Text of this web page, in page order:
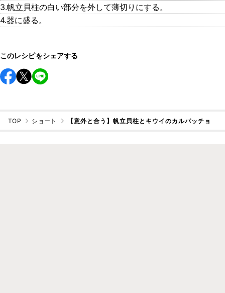
3.帆立貝柱の白い部分を外して薄切りにする。
4.器に盛る。
このレシピをシェアする
TOP ショート 【意外と合う】帆立貝柱とキウイのカルパッチョ